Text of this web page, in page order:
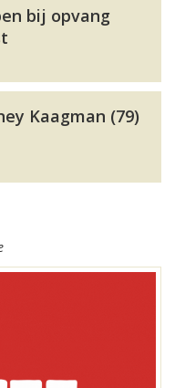
bij opvang
Kaagman (79)